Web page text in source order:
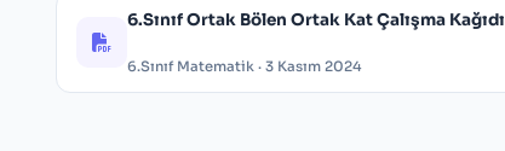
6.Sınıf Ortak Bölen Ortak Kat Çalışma Kağıdı
6.Sınıf Matematik · 3 Kasım 2024